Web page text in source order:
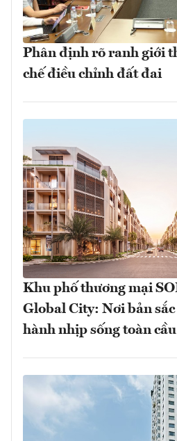
Phân định rõ ranh giới
chế điều chỉnh đất đai
Khu phố thương mại
Global City: Nơi bản
hành nhịp sống toàn cầu